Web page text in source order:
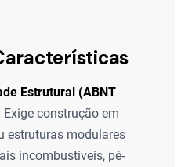
Estrutural (ABNT
Exige construção em
estruturas modulares
incombustíveis, pé-